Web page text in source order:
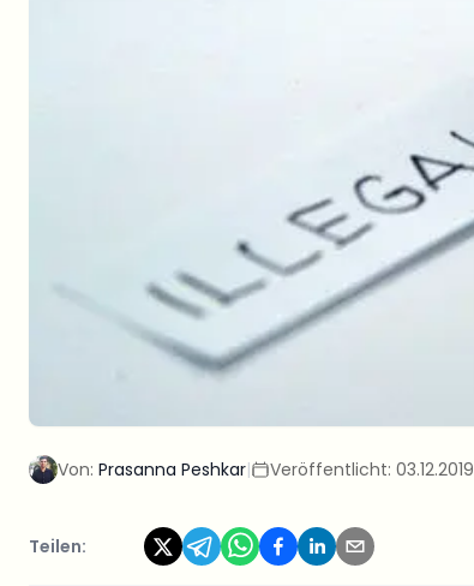
Von: Prasanna Peshkar| Veröffentlicht: 03.12.2019
Teilen: